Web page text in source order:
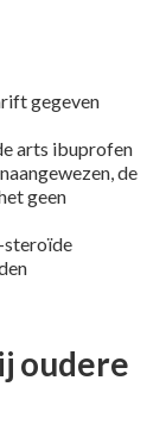
gegeven
arts ibuprofen
de
geen
steroïde
oudere